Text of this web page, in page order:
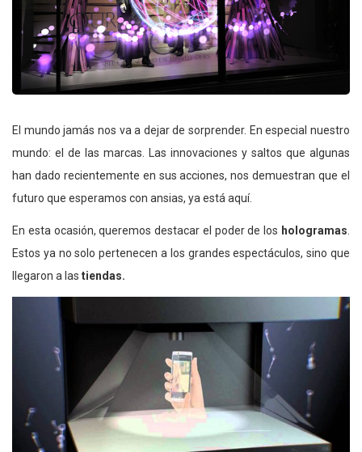
El mundo jamás nos va a dejar de sorprender. En especial nuestro
mundo: el de las marcas. Las innovaciones y saltos que algunas
han dado recientemente en sus acciones, nos demuestran que el
futuro que esperamos con ansias, ya está aquí.
En esta ocasión, queremos destacar el poder de los hologramas.
Estos ya no solo pertenecen a los grandes espectáculos, sino que
llegaron a las tiendas.